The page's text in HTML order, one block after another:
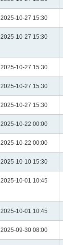
2025-10-27 15:30
2025-10-27 15:30
2025-10-27 15:30
2025-10-27 15:30
2025-10-27 15:30
2025-10-22 00:00
2025-10-22 00:00
2025-10-10 15:30
2025-10-01 10:45
2025-10-01 10:45
2025-09-30 08:00